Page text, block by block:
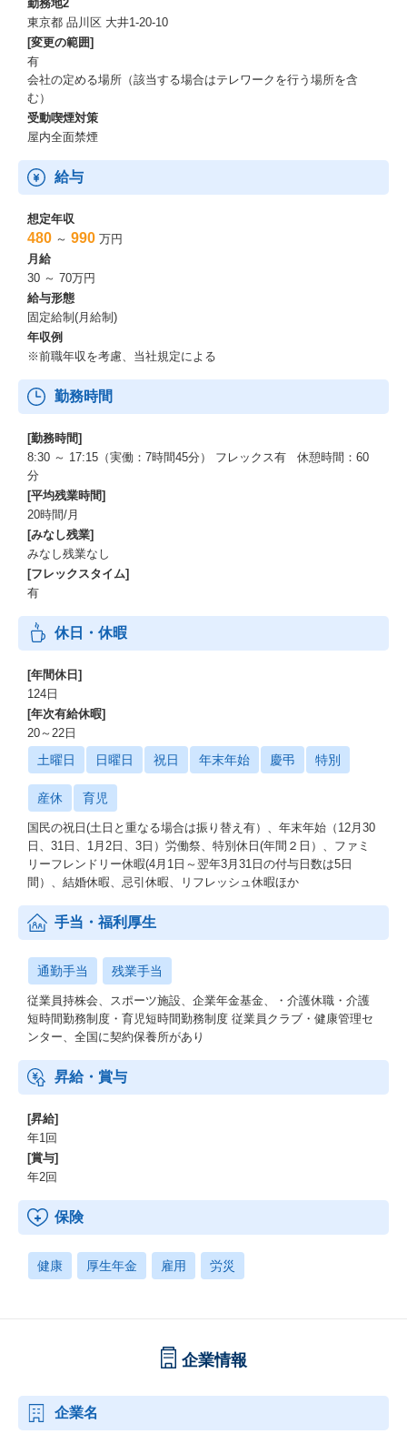
勤務地2
東京都 品川区 大井1-20-10
[変更の範囲]
有
会社の定める場所（該当する場合はテレワークを行う場所を含
む）
受動喫煙対策
屋内全面禁煙
給与
想定年収
480 ～ 990 万円
月給
30 ～ 70万円
給与形態
固定給制(月給制)
年収例
※前職年収を考慮、当社規定による
勤務時間
[勤務時間]
8:30 ～ 17:15（実働：7時間45分） フレックス有 休憩時間：60
分
[平均残業時間]
20時間/月
[みなし残業]
みなし残業なし
[フレックスタイム]
有
休日・休暇
[年間休日]
124日
[年次有給休暇]
20～22日
土曜日 日曜日 祝日 年末年始 慶弔 特別
産休 育児
国民の祝日(土日と重なる場合は振り替え有）、年末年始（12月30
日、31日、1月2日、3日）労働祭、特別休日(年間２日）、ファミ
リーフレンドリー休暇(4月1日～翌年3月31日の付与日数は5日
間）、結婚休暇、忌引休暇、リフレッシュ休暇ほか
手当・福利厚生
通勤手当 残業手当
従業員持株会、スポーツ施設、企業年金基金、・介護休職・介護
短時間勤務制度・育児短時間勤務制度 従業員クラブ・健康管理セ
ンター、全国に契約保養所があり
昇給・賞与
[昇給]
年1回
[賞与]
年2回
保険
健康 厚生年金 雇用 労災
企業情報
企業名